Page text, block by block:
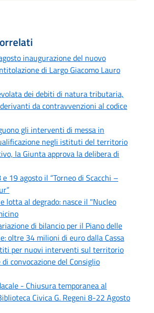
inaugurazione del nuovo
di Largo Giacomo Lauro
dei debiti di natura tributaria,
da contravvenzioni al codice
gli interventi di messa in
negli istituti del territorio
la Giunta approva la delibera di
19 agosto il “Torneo di Scacchi –
lotta al degrado: nasce il "Nucleo
di bilancio per il Piano delle
oltre 34 milioni di euro dalla Cassa
per nuovi interventi sul territorio
convocazione del Consiglio
- Chiusura temporanea al
Civica G. Regeni 8-22 Agosto